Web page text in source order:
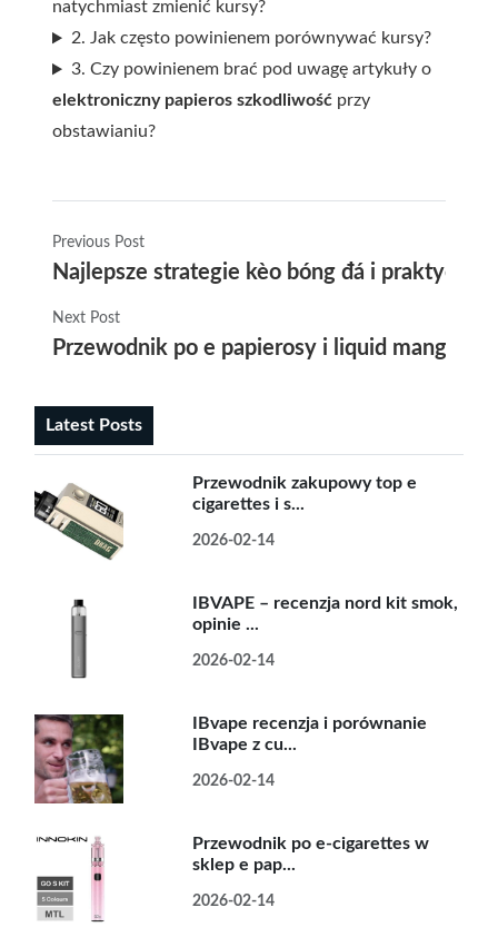
natychmiast zmienić kursy?
2. Jak często powinienem porównywać kursy?
3. Czy powinienem brać pod uwagę artykuły o
elektroniczny papieros szkodliwość przy
obstawianiu?
Previous Post
Najlepsze strategie kèo bóng đá i
Next Post
Przewodnik po e papierosy i liquid mango,
Latest Posts
Przewodnik zakupowy top e
cigarettes i s...
2026-02-14
IBVAPE – recenzja nord kit smok,
opinie ...
2026-02-14
IBvape recenzja i porównanie
IBvape z cu...
2026-02-14
Przewodnik po e-cigarettes w
sklep e pap...
2026-02-14